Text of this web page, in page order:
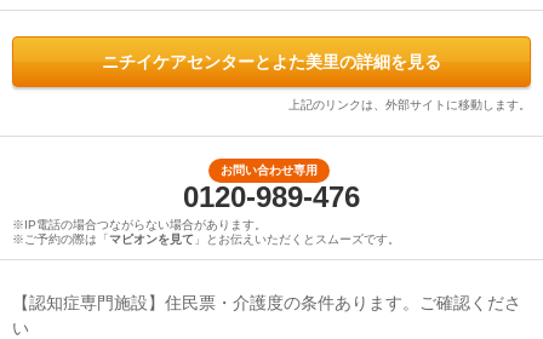
ニチイケアセンターとよた美里の詳細を見る
上記のリンクは、外部サイトに移動します。
お問い合わせ専用
0120-989-476
※IP電話の場合つながらない場合があります。
※ご予約の際は「マピオンを見て 」とお伝えいただくとスムーズです。
【認知症専門施設】住民票・介護度の条件あります。ご確認くださ
い